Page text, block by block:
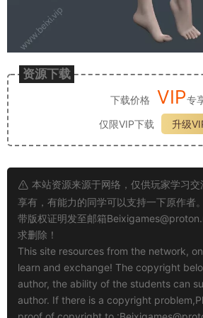
资源下载
下载价格 VIP专
仅限VIP下载
升级
本站资源来源于网络，仅供玩家学习
享有，有能力的同学可以支持一下原作者
带版权证明发至邮箱
求删除！
This site resources from the network,
learn and exchange! The copyright
author, the ability of the students can
author. If there is a copyright